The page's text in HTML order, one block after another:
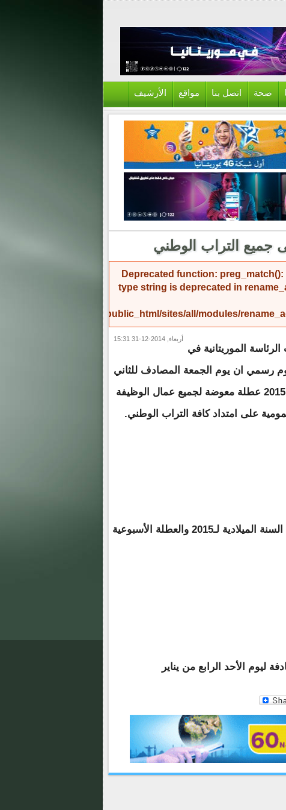
صحة اتصل بنا مواقع الأرشيف
جميع التراب الوطني
Deprecated function:
type string is deprecated in
/home/amicinf1/public_html/sites/all/modules/
أربعاء, 2014-12-31 15:31
الموريتانية في
رسمي ان يوم الجمعة المصادف للثاني
يناير 2015 عطلة معوضة لجميع عمال الوظيفة
على امتداد كافة التراب الوطني.
وبذلك يكون يوم الجمعة مصادفا للثاني من يناير لراس السنة الميلادية لـ2015 والعطلة الأسبوعية
ليوم الأحد الرابع من يناير